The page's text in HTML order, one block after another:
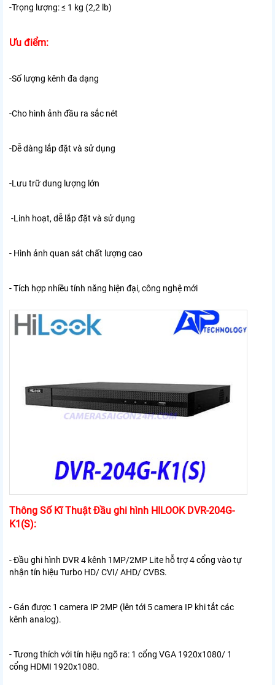
-Trọng lượng: ≤ 1 kg (2,2 lb)
Ưu điểm:
-Số lượng kênh đa dạng
-Cho hình ảnh đầu ra sắc nét
-Dễ dàng lắp đặt và sử dụng
-Lưu trữ dung lượng lớn
-Linh hoạt, dễ lắp đặt và sử dụng
- Hình ảnh quan sát chất lượng cao
- Tích hợp nhiều tính năng hiện đại, công nghệ mới
Thông Số Kĩ Thuật Đầu ghi hình HILOOK DVR-204G-
K1(S):
- Đầu ghi hình DVR 4 kênh 1MP/2MP Lite hỗ trợ 4 cổng vào tự
nhận tín hiệu Turbo HD/ CVI/ AHD/ CVBS.
- Gán được 1 camera IP 2MP (lên tới 5 camera IP khi tắt các
kênh analog).
- Tương thích với tín hiệu ngõ ra: 1 cổng VGA 1920x1080/ 1
cổng HDMI 1920x1080.